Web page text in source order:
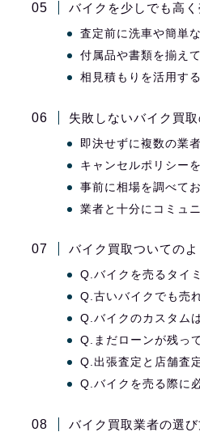
バイクを少しでも高
査定前に洗車や簡単
付属品や書類を揃えて
相見積もりを活用する
失敗しないバイク買
即決せずに複数の業
キャンセルポリシー
事前に相場を調べてお
業者と十分にコミュ
バイク買取ついての
Q.バイクを売るタイ
Q.古いバイクでも売
Q.バイクのカスタム
Q.まだローンが残っ
Q.出張査定と店舗査
Q.バイクを売る際に
バイク買取業者の選